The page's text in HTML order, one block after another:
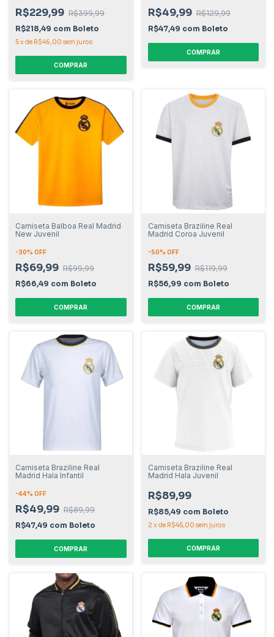
R$229,99 R$399,99
R$218,49 com Boleto
5x de R$46,00 sem juros
COMPRAR
R$49,99 R$129,99
R$47,49 com Boleto
COMPRAR
Camiseta Balboa Real Madrid
New Juvenil
-30% OFF
R$69,99 R$99,99
R$66,49 com Boleto
COMPRAR
Camiseta Braziline Real
Madrid Coroa Juvenil
-50% OFF
R$59,99 R$119,99
R$56,99 com Boleto
COMPRAR
Camiseta Braziline Real
Madrid Hala Infantil
-44% OFF
R$49,99 R$89,99
R$47,49 com Boleto
COMPRAR
Camiseta Braziline Real
Madrid Hala Juvenil
R$89,99
R$85,49 com Boleto
2 x de R$45,00 sem juros
COMPRAR